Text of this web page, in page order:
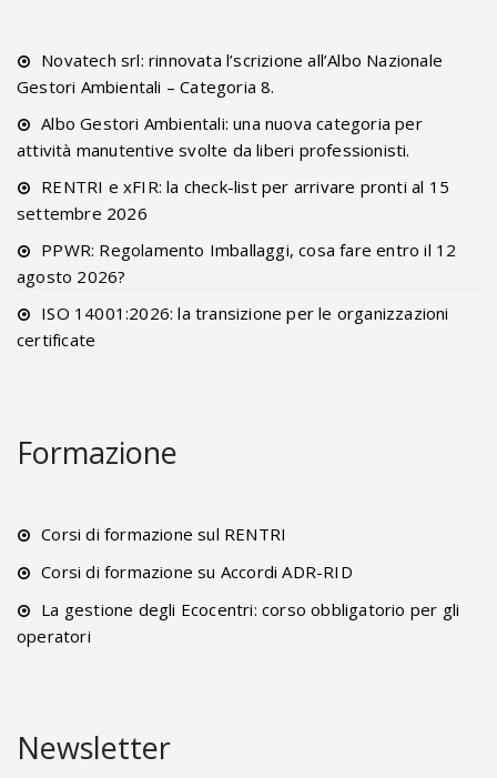
Novatech srl: rinnovata l’scrizione all’Albo Nazionale
Gestori Ambientali – Categoria 8.
Albo Gestori Ambientali: una nuova categoria per
attività manutentive svolte da liberi professionisti.
RENTRI e xFIR: la check-list per arrivare pronti al 15
settembre 2026
PPWR: Regolamento Imballaggi, cosa fare entro il 12
agosto 2026?
ISO 14001:2026: la transizione per le organizzazioni
certificate
Formazione
Corsi di formazione sul RENTRI
Corsi di formazione su Accordi ADR-RID
La gestione degli Ecocentri: corso obbligatorio per gli
operatori
Newsletter